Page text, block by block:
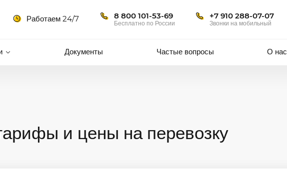
Работаем 24/7 8 800 101-53-69
Бесплатно по России
+7 910 288-07-07
Звонки на мобильный
Документы Частые вопросы О нас
и цены на перевозку